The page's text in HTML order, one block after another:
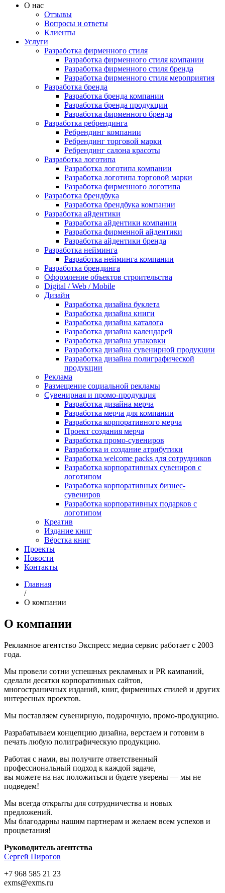
О нас
Отзывы
Вопросы и ответы
Клиенты
Услуги
Разработка фирменного стиля
Разработка фирменного стиля компании
Разработка фирменного стиля бренда
Разработка фирменного стиля мероприятия
Разработка бренда
Разработка бренда компании
Разработка бренда продукции
Разработка фирменного бренда
Разработка ребрендинга
Ребрендинг компании
Ребрендинг торговой марки
Ребрендинг салона красоты
Разработка логотипа
Разработка логотипа компании
Разработка логотипа торговой марки
Разработка фирменного логотипа
Разработка брендбука
Разработка брендбука компании
Разработка айдентики
Разработка айдентики компании
Разработка фирменной айдентики
Разработка айдентики бренда
Разработка нейминга
Разработка нейминга компании
Разработка брендинга
Оформление объектов строительства
Digital / Web / Mobile
Дизайн
Разработка дизайна буклета
Разработка дизайна книги
Разработка дизайна каталога
Разработка дизайна календарей
Разработка дизайна упаковки
Разработка дизайна сувенирной продукции
Разработка дизайна полиграфической
продукции
Реклама
Размещение социальной рекламы
Сувенирная и промо-продукция
Разработка дизайна мерча
Разработка мерча для компании
Разработка корпоративного мерча
Проект создания мерча
Разработка промо-сувениров
Разработка и создание атрибутики
Разработка welcome packs для сотрудников
Разработка корпоративных сувениров с
логотипом
Разработка корпоративных бизнес-
сувениров
Разработка корпоративных подарков с
логотипом
Креатив
Издание книг
Вёрстка книг
Проекты
Новости
Контакты
Главная
/
О компании
О компании
Рекламное агентство Экспресс медиа сервис работает с 2003
года.
Мы провели сотни успешных рекламных и PR кампаний,
сделали десятки корпоративных сайтов,
многостраничных изданий, книг, фирменных стилей и других
интересных проектов.
Мы поставляем сувенирную, подарочную, промо-продукцию.
Разрабатываем концепцию дизайна, верстаем и готовим в
печать любую полиграфическую продукцию.
Работая с нами, вы получите ответственный
профессиональный подход к каждой задаче,
вы можете на нас положиться и будете уверены — мы не
подведем!
Мы всегда открыты для сотрудничества и новых
предложений.
Мы благодарны нашим партнерам и желаем всем успехов и
процветания!
Руководитель агентства
Сергей Пирогов
+7 968 585 21 23
exms@exms.ru